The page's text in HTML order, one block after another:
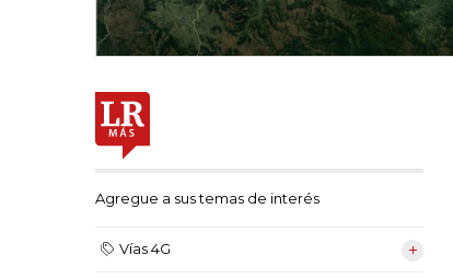
Agregue a sus temas de interés
Vías 4G